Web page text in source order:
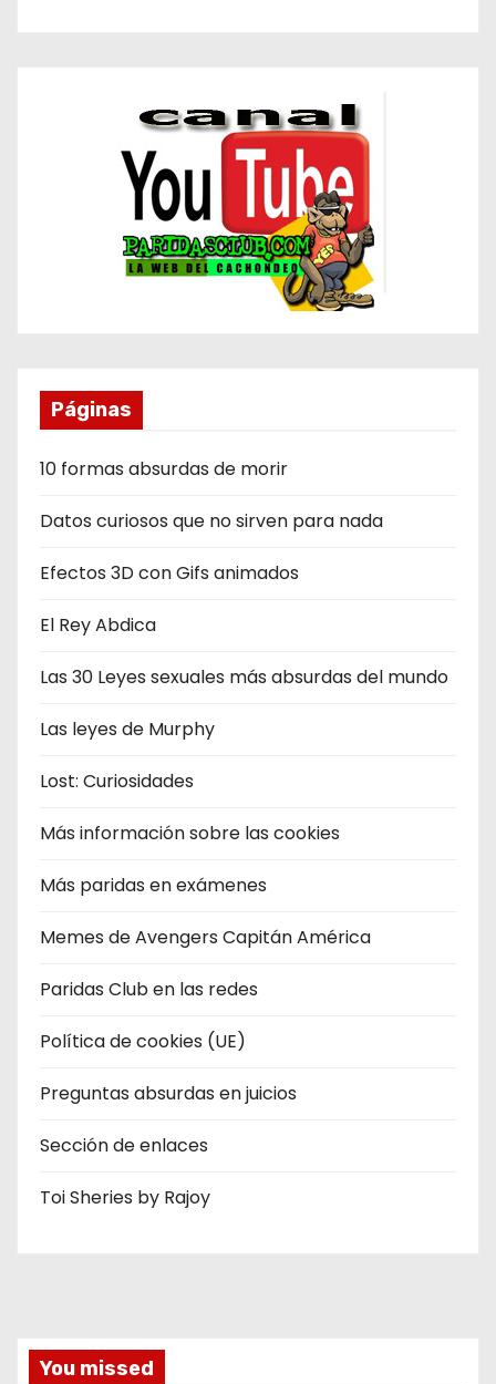
Páginas
10 formas absurdas de morir
Datos curiosos que no sirven para nada
Efectos 3D con Gifs animados
El Rey Abdica
Las 30 Leyes sexuales más absurdas del mundo
Las leyes de Murphy
Lost: Curiosidades
Más información sobre las cookies
Más paridas en exámenes
Memes de Avengers Capitán América
Paridas Club en las redes
Política de cookies (UE)
Preguntas absurdas en juicios
Sección de enlaces
Toi Sheries by Rajoy
You missed